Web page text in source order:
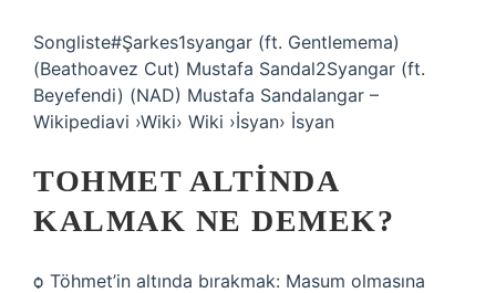
Songliste#Şarkes1syangar (ft. Gentlemema)
(Beathoavez Cut) Mustafa Sandal2Syangar (ft.
Beyefendi) (NAD) Mustafa Sandalangar –
Wikipediavi ›Wiki› Wiki ›İsyan› İsyan
TOHMET ALTINDA
KALMAK NE DEMEK?
ѻ Töhmet’in altında bırakmak: Masum olmasına